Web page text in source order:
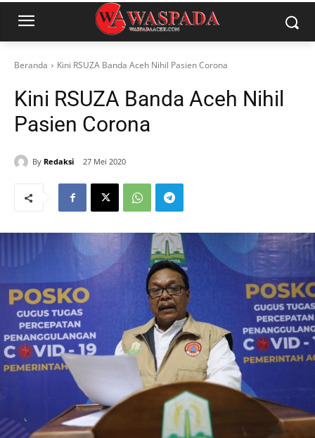
Beranda Kini RSUZA Banda Aceh Nihil Pasien Corona
Kini RSUZA Banda Aceh Nihil
Pasien Corona
By Redaksi 27 Mei 2020